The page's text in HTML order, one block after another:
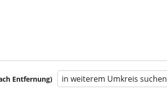
Entfernung) in weiterem Umkreis suchen